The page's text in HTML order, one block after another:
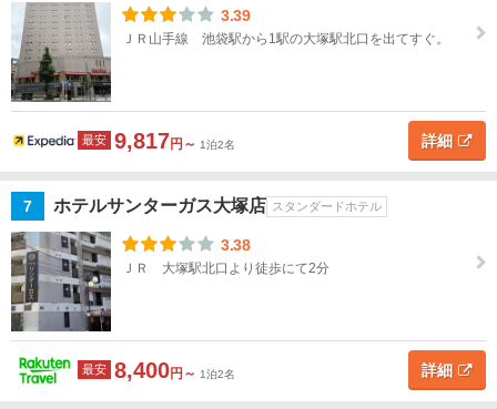
巣
鴨・
駒込
目
白
タワ
ー・
品
川・
目黒
木・
3.39
ＪＲ山手線 池袋駅から1駅の大塚駅北口を出てすぐ。
最安 9,817円～ 1泊2名 詳細
7 ホテルサンターガス大塚店 スタンダードホテル
3.38
ＪＲ 大塚駅北口より徒歩にて2分
最安 8,400円～ 1泊2名 詳細